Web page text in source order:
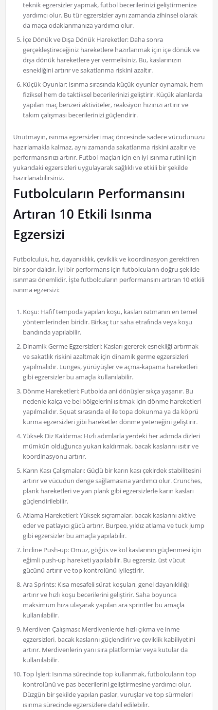
teknik egzersizler yapmak, futbol becerilerinizi geliştirmenize
yardımcı olur. Bu tür egzersizler aynı zamanda zihinsel olarak
da maça odaklanmanıza yardımcı olur.
İçe Dönük ve Dışa Dönük Hareketler: Daha sonra
gerçekleştireceğiniz hareketlere hazırlanmak için içe dönük ve
dışa dönük hareketlere yer vermelisiniz. Bu, kaslarınızın
esnekliğini artırır ve sakatlanma riskini azaltır.
Küçük Oyunlar: Isınma sırasında küçük oyunlar oynamak, hem
fiziksel hem de taktiksel becerilerinizi geliştirir. Küçük alanlarda
yapılan maç benzeri aktiviteler, reaksiyon hızınızı artırır ve
takım çalışması becerilerinizi güçlendirir.
Unutmayın, ısınma egzersizleri maç öncesinde sadece vücudunuzu
hazırlamakla kalmaz, aynı zamanda sakatlanma riskini azaltır ve
performansınızı artırır. Futbol maçları için en iyi ısınma rutini için
yukarıdaki egzersizleri uygulayarak sağlıklı ve etkili bir şekilde
hazırlanabilirsiniz.
Futbolcuların Performansını
Artıran 10 Etkili Isınma
Egzersizi
Futbolculuk, hız, dayanıklılık, çeviklik ve koordinasyon gerektiren
bir spor dalıdır. İyi bir performans için futbolcuların doğru şekilde
ısınması önemlidir. İşte futbolcuların performansını artıran 10 etkili
ısınma egzersizi:
Koşu: Hafif tempoda yapılan koşu, kasları ısıtmanın en temel
yöntemlerinden biridir. Birkaç tur saha etrafında veya koşu
bandında yapılabilir.
Dinamik Germe Egzersizleri: Kasları gererek esnekliği artırmak
ve sakatlık riskini azaltmak için dinamik germe egzersizleri
yapılmalıdır. Lunges, yürüyüşler ve açma-kapama hareketleri
gibi egzersizler bu amaçla kullanılabilir.
Dönme Hareketleri: Futbolda ani dönüşler sıkça yaşanır. Bu
nedenle kalça ve bel bölgelerini ısıtmak için dönme hareketleri
yapılmalıdır. Squat sırasında el ile topa dokunma ya da köprü
kurma egzersizleri gibi hareketler dönme yeteneğini geliştirir.
Yüksek Diz Kaldırma: Hızlı adımlarla yerdeki her adımda dizleri
mümkün olduğunca yukarı kaldırmak, bacak kaslarını ısıtır ve
koordinasyonu artırır.
Karın Kası Çalışmaları: Güçlü bir karın kası çekirdek stabilitesini
artırır ve vücudun denge sağlamasına yardımcı olur. Crunches,
plank hareketleri ve yan plank gibi egzersizlerle karın kasları
güçlendirilebilir.
Atlama Hareketleri: Yüksek sıçramalar, bacak kaslarını aktive
eder ve patlayıcı gücü artırır. Burpee, yıldız atlama ve tuck jump
gibi egzersizler bu amaçla yapılabilir.
İncline Push-up: Omuz, göğüs ve kol kaslarının güçlenmesi için
eğimli push-up hareketi yapılabilir. Bu egzersiz, üst vücut
gücünü artırır ve top kontrolünü iyileştirir.
Ara Sprints: Kısa mesafeli sürat koşuları, genel dayanıklılığı
artırır ve hızlı koşu becerilerini geliştirir. Saha boyunca
maksimum hıza ulaşarak yapılan ara sprintler bu amaçla
kullanılabilir.
Merdiven Çalışması: Merdivenlerde hızlı çıkma ve inme
egzersizleri, bacak kaslarını güçlendirir ve çeviklik kabiliyetini
artırır. Merdivenlerin yanı sıra platformlar veya kutular da
kullanılabilir.
Top İşleri: Isınma sürecinde top kullanmak, futbolcuların top
kontrolünü ve pas becerilerini geliştirmesine yardımcı olur.
Düzgün bir şekilde yapılan paslar, vuruşlar ve top sürmeleri
ısınma sürecinde egzersizlere dahil edilebilir.